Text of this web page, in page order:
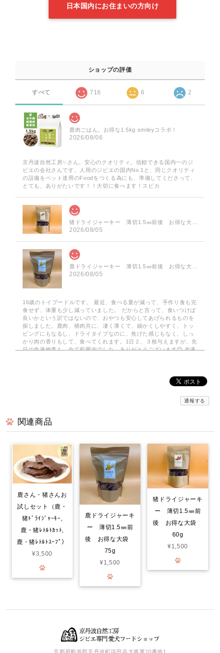
日本国内にお住まいの方向け
ショップの評価
すべて 716 6 2
鹿肉ごはん。お得な1.5kg smileyコラボ！
2026/08/06
京丹波自然工房✨️さん。安心のクオリティ。信頼できる国内一のジ
ビエの会社さんです。人用のジビエの国内No.1と、同じクオリティ
の設備をペット達用のFoodをつくる為にも、準備してくださって、
とても、ありがたいです！！大切に食べます！スピカ
猪ドライジャーキー 薄切1.5㎜前後 お得な大袋 60g
2026/08/05
鹿ドライジャーキー 薄切1.5㎜前後 お得な大袋 75g
2026/08/05
16歳のトイプードルです。 最近、食べる量が減って、手作り食も完
食せず、体重も少し減っていました。 だからと言って、食いつけば
良いかという訳ではないので、おやつも安心してあげられるものを
探しました。鹿肉、猪肉共に、凄く薄くて、細かくしやすく、トッ
ピングにもなるし、ドライタイプなのに、焦げた感じもなく、しっ
かり肉の香りもして、食べてくれます。1日２、３枚与えますが、先
日の血液検査も、全て範囲内でした。ありがとうございます😊 血液
今回は鹿のドライジャーキーに…。家は愛犬2匹なので、早速届いて
分かるのか？凄く喜んでいます。封をあけると！喜びをか消せない
のか！大喜びで！ 飼い主も嬉しくなる次第です。いろんなジャー
キーをあげて来ましたが！格別に喜び方が違います。○ レッスン
やご飯の前のおやつで あげてますが！まだまだ気になる品物が沢
山有るので！また購入させて頂きます…。笑
鹿肉ごはん。お得な1.5kg smileyコラボ！
2026/07/30
Smiley (スマイリー) 国産ﾁｷﾝdeli 1.5kg
2026/07/30
猪レトルト(カット肉) 50グラム
2026/07/30
通報する
関連商品
鹿さん・猪さんお
試しセット（鹿・
猪ﾄﾞﾗｲｼﾞｬｰｷｰ,
鹿・猪ﾚﾄﾙﾄｶｯﾄ,
鹿・猪ﾚﾄﾙﾄｽｰﾌﾟ）
¥3,500
鹿ドライジャーキ
ー 薄切1.5㎜前
後 お得な大袋
75g
¥1,500
猪ドライジャーキ
ー 薄切1.5㎜前
後 お得な大袋
60g
¥1,500
京都府船井郡京丹波町塩田谷大将軍10番地1